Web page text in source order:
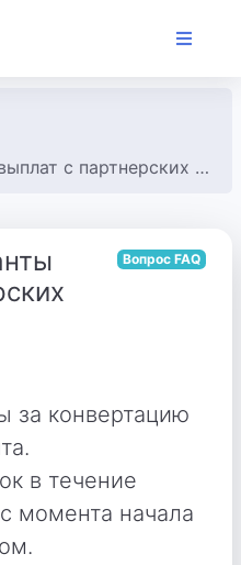
с партнерских программ?
Вопрос FAQ
за конвертацию
в течение
момента начала